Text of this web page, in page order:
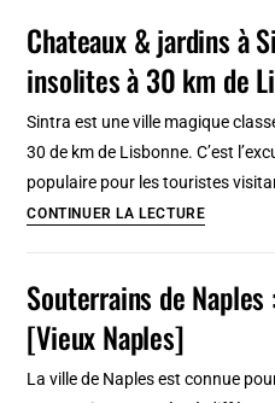
Wroclaw
?
Chateaux & jardins à
insolites à 30 km de
Sintra est une ville magique
30 de km de Lisbonne. C’est
populaire pour les touristes
CONTINUER LA LECTUREChateaux
à
Souterrains de
[Vieux Naples]
La ville de Naples est connue